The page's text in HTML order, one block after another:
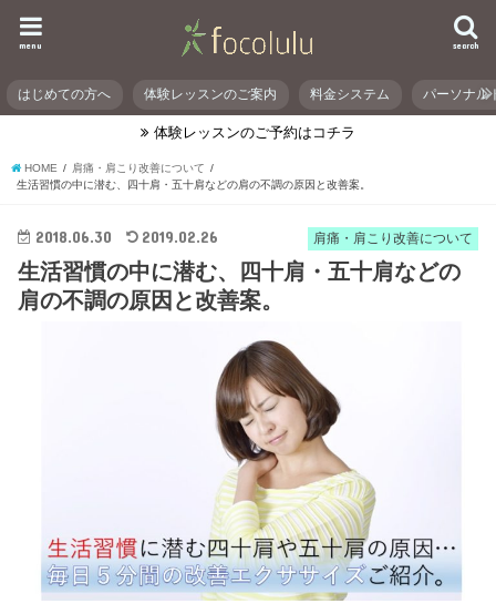
search
menu
はじめての方へ 体験レッスンのご案内 料金システム パーソナル
体験レッスンのご予約はコチラ
HOME
肩痛・肩こり改善について
生活習慣の中に潜む、四十肩・五十肩などの肩の不調の原因と改善案。
肩痛・肩こり改善について
2018.06.30 2019.02.26
生活習慣の中に潜む、四十肩・五十肩などの
肩の不調の原因と改善案。